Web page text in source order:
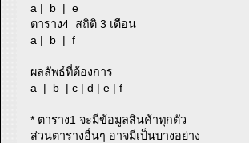
a | b | e
ตาราง4 สถิติ 3 เดือน
a | b | f
ผลลัพธ์ที่ต้องการ
a | b | c | d | e | f
* ตาราง1 จะมีข้อมูลสินค้าทุกตัว
ส่วนตารางอื่นๆ อาจมีเป็นบางอย่าง